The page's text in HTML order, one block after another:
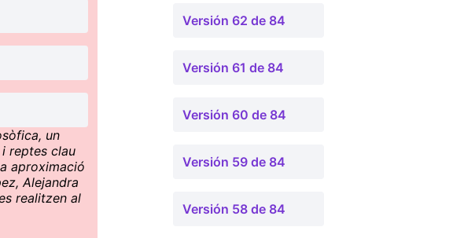
un
reptes clau
aproximació
Alejandra
realitzen al
Versión 62 de 84
Versión 61 de 84
Versión 60 de 84
Versión 59 de 84
Versión 58 de 84